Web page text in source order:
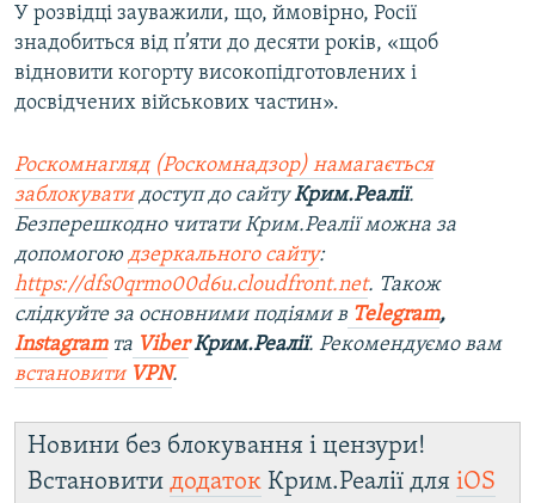
У розвідці зауважили, що, ймовірно, Росії
знадобиться від п’яти до десяти років, «щоб
відновити когорту високопідготовлених і
досвідчених військових частин».
Роскомнагляд (Роскомнадзор) намагається
заблокуватидоступ до сайтуКрим.Реалії.
Безперешкодно читати Крим.Реалії можна за
допомогою дзеркального сайту:
https://dfs0qrmo00d6u.cloudfront.net. Також
слідкуйте за основними подіями в Telegram,
Instagramта ViberКрим.Реалії. Рекомендуємо вам
встановити VPN.
Новини без блокування і цензури!
Встановити додаток Крим.Реалії для iOS